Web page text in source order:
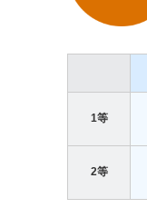
1等
2等